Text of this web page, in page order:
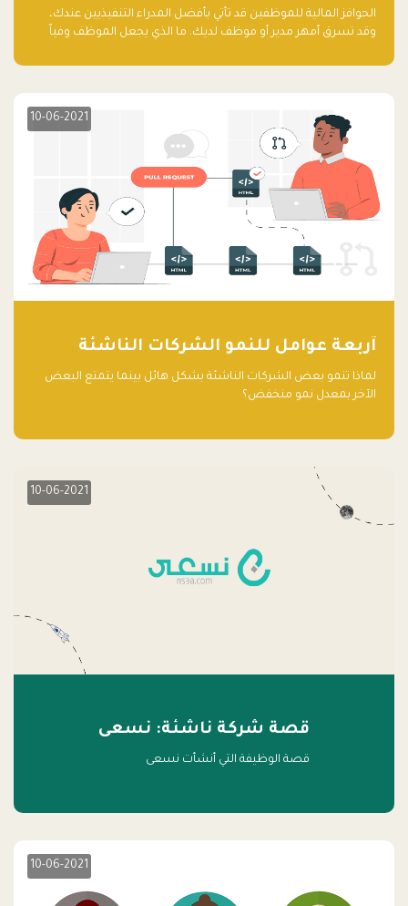
الحوافز المالية للموظفين قد تأتي بأفضل المدراء التنفيذيين عندك،
وقد تسرق أمهر مدير أو موظف لديك. ما الذي يجعل الموظف وفياً
10-06-2021
آربعة عوامل للنمو الشركات الناشئة
لماذا تنمو بعض الشركات الناشئة بشكل هائل بينما يتمتع البعض
الآخر بمعدل نمو منخفض؟
10-06-2021
قصة شركة ناشئة: نسعى
قصة الوظيفة التي أنشأت نسعى
10-06-2021